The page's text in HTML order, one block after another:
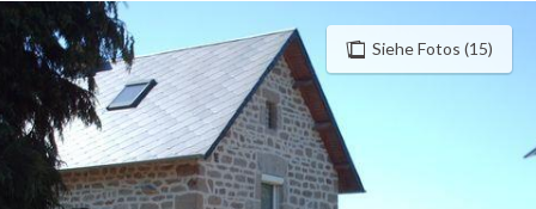
Siehe Fotos (15)